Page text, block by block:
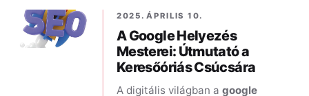
2025. ÁPRILIS 10.
A Google Helyezés
Mesterei: Útmutató a
Keresőóriás Csúcsára
A digitális világban a google